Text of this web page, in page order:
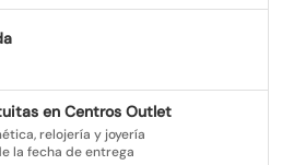
en Centros Outlet
relojería y joyería
la fecha de entrega